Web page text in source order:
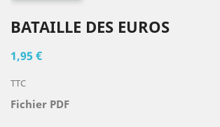
BATAILLE DES EUROS
1,95 €
TTC
Fichier PDF